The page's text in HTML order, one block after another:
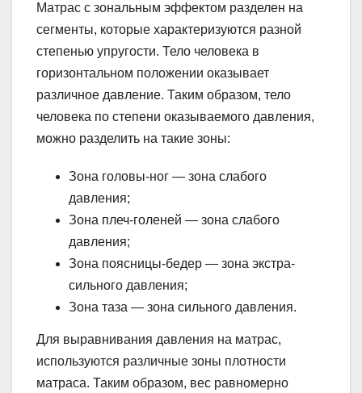
Матрас с зональным эффектом разделен на
сегменты, которые характеризуются разной
степенью упругости. Тело человека в
горизонтальном положении оказывает
различное давление. Таким образом, тело
человека по степени оказываемого давления,
можно разделить на такие зоны:
Зона головы-ног — зона слабого
давления;
Зона плеч-голеней — зона слабого
давления;
Зона поясницы-бедер — зона экстра-
сильного давления;
Зона таза — зона сильного давления.
Для выравнивания давления на матрас,
используются различные зоны плотности
матраса. Таким образом, вес равномерно